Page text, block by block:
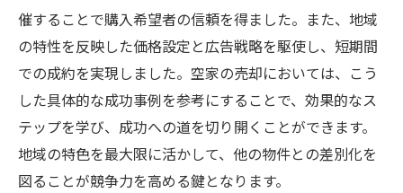
催することで購入希望者の信頼を得ました。また、地域
の特性を反映した価格設定と広告戦略を駆使し、短期間
での成約を実現しました。空家の売却においては、こう
した具体的な成功事例を参考にすることで、効果的なス
テップを学び、成功への道を切り開くことができます。
地域の特色を最大限に活かして、他の物件との差別化を
図ることが競争力を高める鍵となります。